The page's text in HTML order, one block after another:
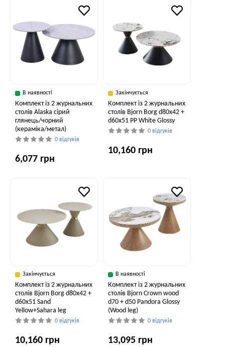
В наявності
Комплект із 2 журнальних
столів Alaska сірий
глянець/чорний
(кераміка/метал)
0 відгуків
6,077 грн
Закінчується
Комплект із 2 журнальних
столів Bjorn Borg d80х42 +
d60х51 PP White Glossy
0 відгуків
10,160 грн
Закінчується
Комплект із 2 журнальних
столів Bjorn Borg d80х42 +
d60х51 Sand
Yellow+Sahara leg
0 відгуків
10,160 грн
В наявності
Комплект із 2 журнальних
столів Bjorn Crown wood
d70 + d50 Pandora Glossy
(Wood leg)
0 відгуків
13,095 грн